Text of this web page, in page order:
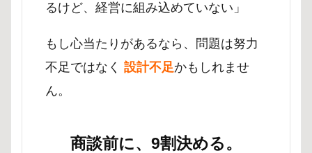
るけど、経営に組み込めていない」
もし心当たりがあるなら、問題は努力
不足ではなく 設計不足かもしれませ
ん。
商談前に、9割決める。